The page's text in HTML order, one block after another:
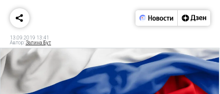
13.09.2019 13:41
Автор:Залина Бут